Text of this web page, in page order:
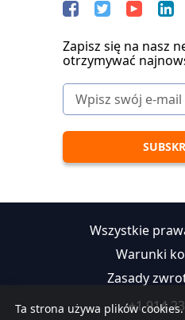
Ta strona używa plików
Zapisz się na nasz
otrzymywać
Wszystkie
Warunki
Zasady
+1 914